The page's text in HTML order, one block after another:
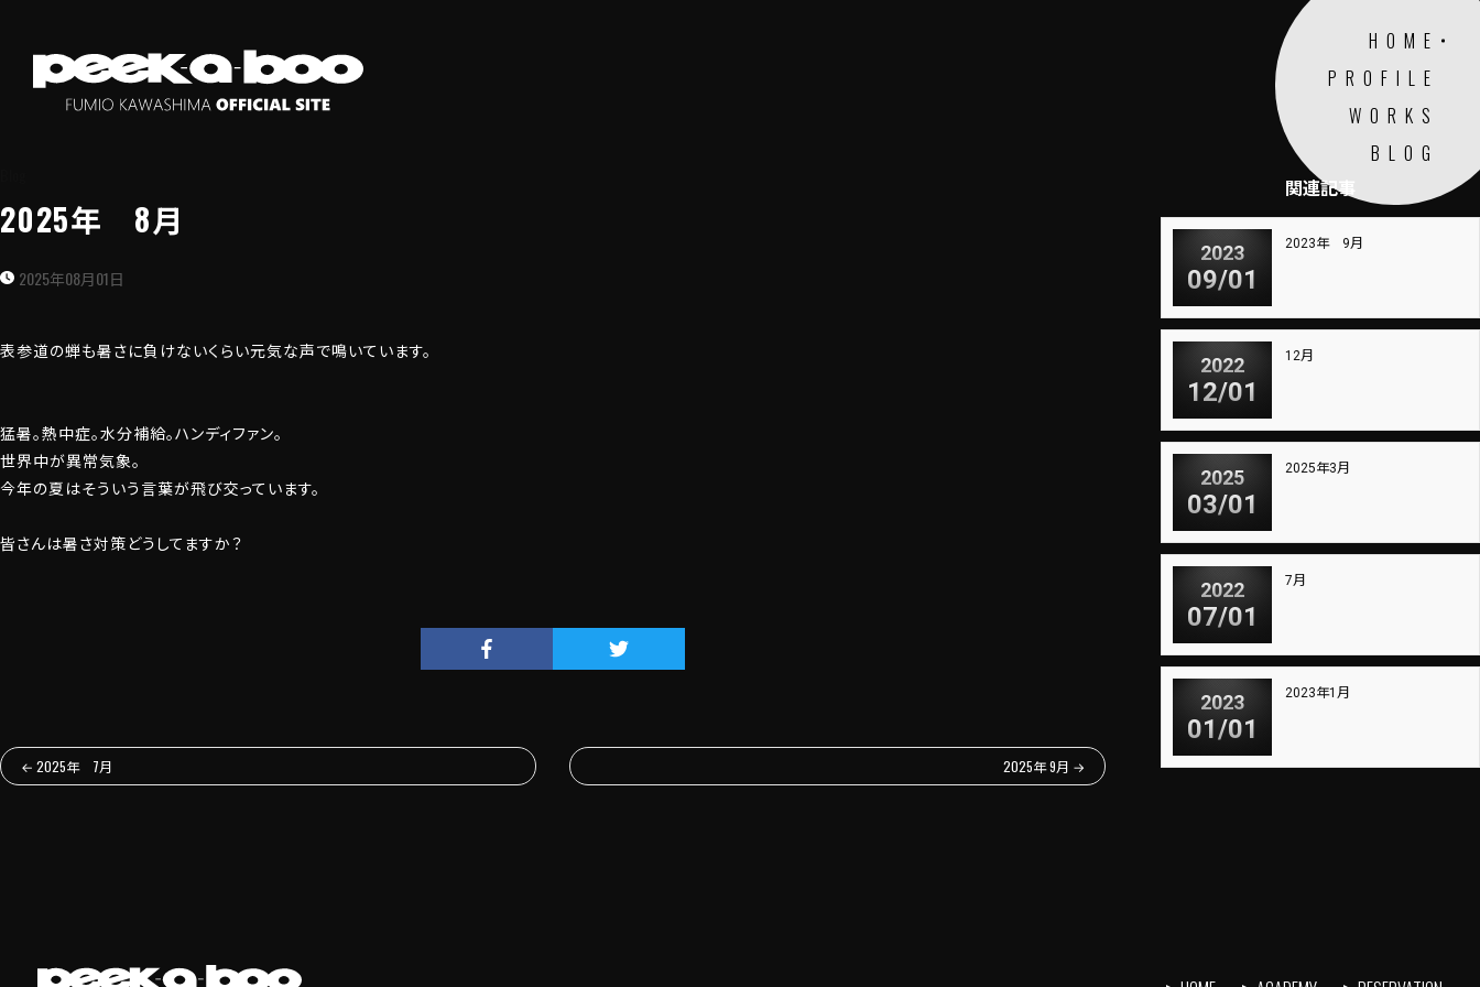
HOME
PROFILE
WORKS
BLOG
2025年 8月
2025年08月01日
表参道の蝉も暑さに負けないくらい元気な声で鳴いています。
猛暑。熱中症。水分補給。ハンディファン。
世界中が異常気象。
今年の夏はそういう言葉が飛び交っています。
皆さんは暑さ対策どうしてますか？
← 2025年 7月 2025年 9月 →
関連記事
2023
09/01
2023年 9月
2022
12/01
12月
2025
03/01
2025年3月
2022
07/01
7月
2023
01/01
2023年1月